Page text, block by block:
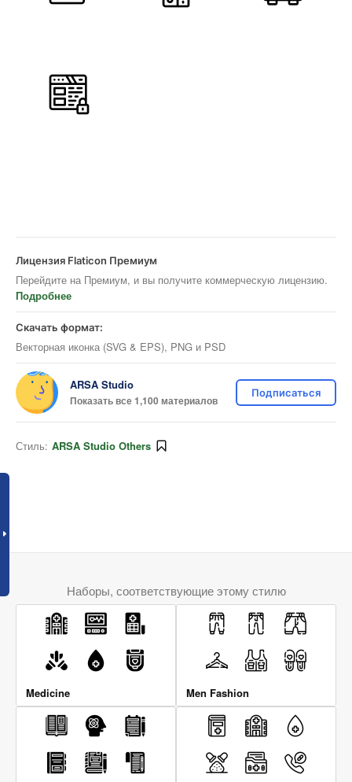
Лицензия Flaticon Премиум
Перейдите на Премиум, и вы получите коммерческую лицензию.
Подробнее
Скачать формат:
Векторная иконка (SVG & EPS), PNG и PSD
ARSA Studio
Показать все 1,100 материалов
Подписаться
Стиль: ARSA Studio Others
Наборы, соответствующие этому стилю
Medicine Men Fashion